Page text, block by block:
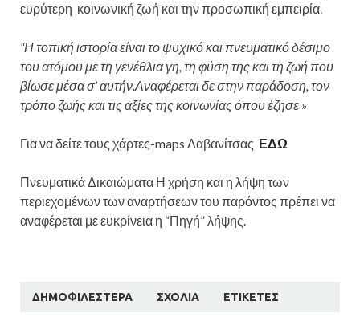
ευρύτερη κοινωνική ζωή και την προσωπική εμπειρία.
“Η τοπική ιστορία είναι το ψυχικό και πνευματικό δέσιμο
του ατόμου με τη γενέθλια γη, τη φύση της και τη ζωή που
βίωσε μέσα σ’ αυτήν.Αναφέρεται δε στην παράδοση, τον
τρόπο ζωής και τις αξίες της κοινωνίας όπου έζησε »
Για να δείτε τους χάρτες-maps Λαβανίτσας ΕΔΩ
Πνευματικά Δικαιώματα Η χρήση και η λήψη των
περιεχομένων των αναρτήσεων του παρόντος πρέπει να
αναφέρεται με ευκρίνεια η “Πηγή” λήψης.
ΔΗΜΟΦΙΛΈΣΤΕΡΑ ΣΧΌΛΙΑ ΕΤΙΚΈΤΕΣ